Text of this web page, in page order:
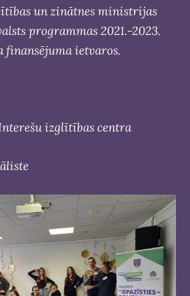
un zinātnes ministrijas
programmas 2021.-2023.
finansējuma ietvaros.
izglītības centra